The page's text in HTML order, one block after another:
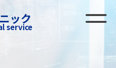
ック
service